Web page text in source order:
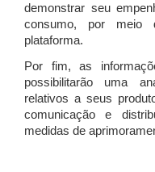
demonstrar seu
consumo, por meio
plataforma.
Por fim, as
possibilitarão uma
relativos a seus
comunicação e
medidas de